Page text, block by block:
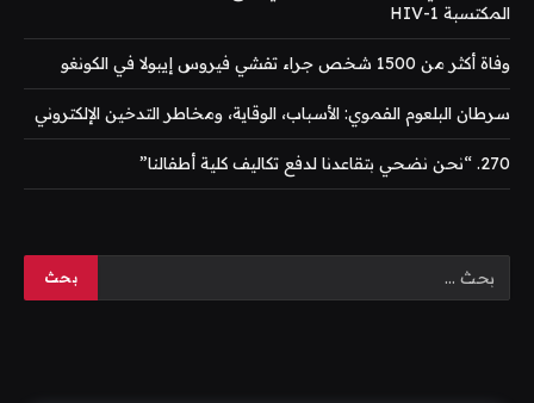
المكتسبة HIV-1
وفاة أكثر من 1500 شخص جراء تفشي فيروس إيبولا في الكونغو
سرطان البلعوم الفموي: الأسباب، الوقاية، ومخاطر التدخين الإلكتروني
270. “نحن نضحي بتقاعدنا لدفع تكاليف كلية أطفالنا”